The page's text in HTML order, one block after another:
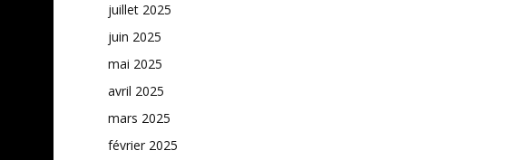
juillet 2025
juin 2025
mai 2025
avril 2025
mars 2025
février 2025